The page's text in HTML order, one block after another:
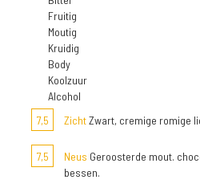
Fruitig
Moutig
Kruidig
Body
Koolzuur
Alcohol
7,5
ZichtZwart, cremige romige
7,5 Neus Geroosterde mout.
bessen.